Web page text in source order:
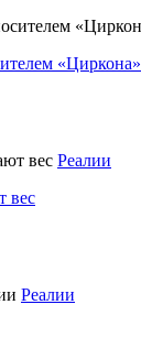
«Циркона»
Реалии
вес
Реалии